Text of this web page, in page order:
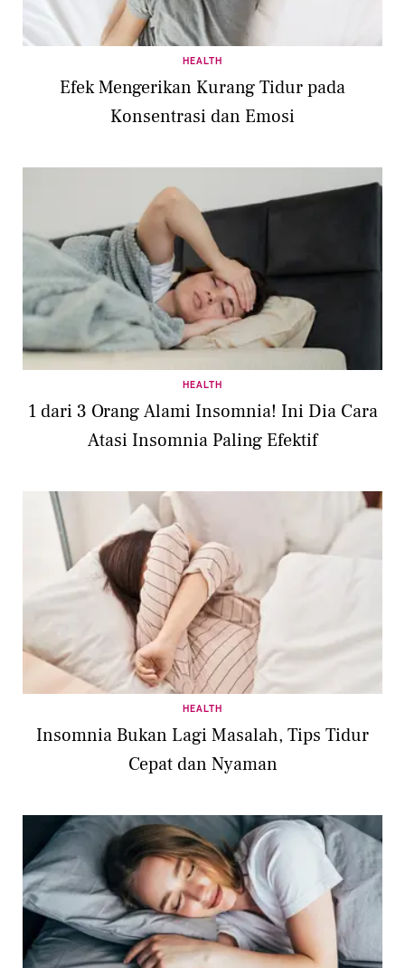
HEALTH
Efek Mengerikan Kurang Tidur pada
Konsentrasi dan Emosi
HEALTH
1 dari 3 Orang Alami Insomnia! Ini Dia Cara
Atasi Insomnia Paling Efektif
HEALTH
Insomnia Bukan Lagi Masalah, Tips Tidur
Cepat dan Nyaman